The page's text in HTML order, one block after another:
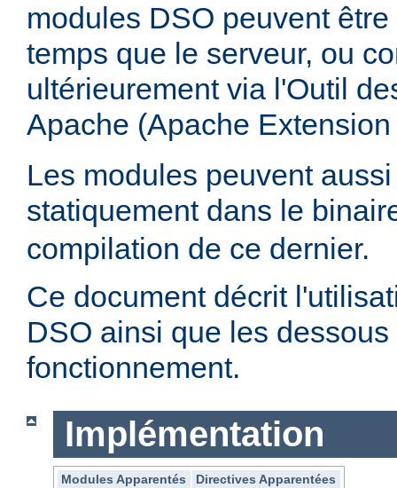
modules DSO peuvent
temps que le serveur, ou
ultérieurement via l'Outil
Apache (Apache
Les modules peuvent
statiquement dans le
compilation de ce dernier.
Ce document décrit
DSO ainsi que les
fonctionnement.
Implémentation
Modules Apparentés
Directives Apparentées